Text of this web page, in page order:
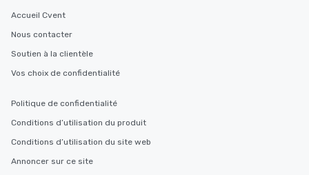
Accueil Cvent
Nous contacter
Soutien à la clientèle
Vos choix de confidentialité
Politique de confidentialité
Conditions d’utilisation du produit
Conditions d’utilisation du site web
Annoncer sur ce site